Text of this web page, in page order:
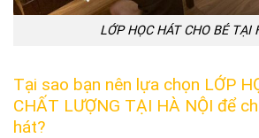
LỚP HỌC HÁT CHO BÉ TẠI
Tại sao bạn nên lựa chọn LỚP
CHẤT LƯỢNG TẠI HÀ NỘI để
hát?